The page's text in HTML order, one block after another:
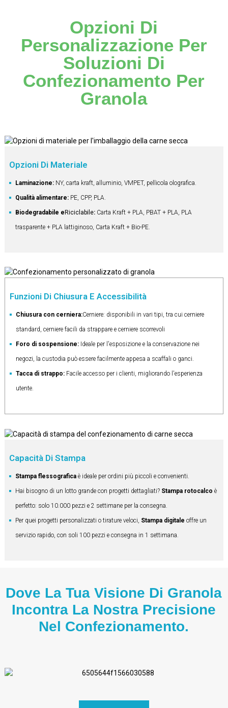
Opzioni Di
Personalizzazione Per
Soluzioni Di
Confezionamento Per
Granola
Opzioni Di Materiale
Laminazione:NY, carta kraft, alluminio, VMPET, pellicola olografica.
Qualità alimentare:PE, CPP, PLA.
Biodegradabile eRiciclabile: Carta Kraft + PLA, PBAT + PLA, PLA
trasparente + PLA lattiginoso, Carta Kraft + Bio-PE.
Funzioni Di Chiusura E Accessibilità
Chiusura con cerniera:Cerniere: disponibili in vari tipi, tra cui cerniere
standard, cerniere facili da strappare e cerniere scorrevoli
Foro di sospensione:Ideale per l'esposizione e la conservazione nei
negozi, la custodia può essere facilmente appesa a scaffali o ganci.
Tacca di strappo: Facile accesso per i clienti, migliorando l'esperienza
utente.
Capacità Di Stampa
Stampa flessograficaè ideale per ordini più piccoli e convenienti.
Hai bisogno di un lotto grande con progetti dettagliati? Stampa rotocalco è
perfetto: solo 10.000 pezzi e 2 settimane per la consegna.
Per quei progetti personalizzati o tirature veloci, Stampa digitale offre un
servizio rapido, con soli 100 pezzi e consegna in 1 settimana.
Dove La Tua Visione Di Granola
Incontra La Nostra Precisione
Nel Confezionamento.